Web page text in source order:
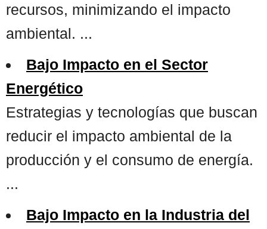
recursos, minimizando el impacto
ambiental. ...
Bajo Impacto en el Sector
Energético
Estrategias y tecnologías que buscan
reducir el impacto ambiental de la
producción y el consumo de energía.
...
Bajo Impacto en la Industria del